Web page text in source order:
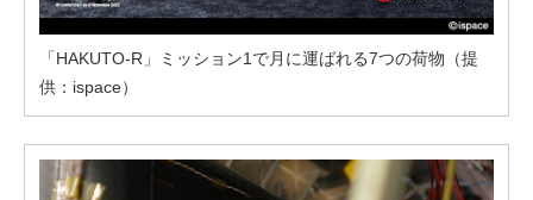
「HAKUTO-R」ミッション1で月に運ばれる7つの荷物（提
供：ispace）